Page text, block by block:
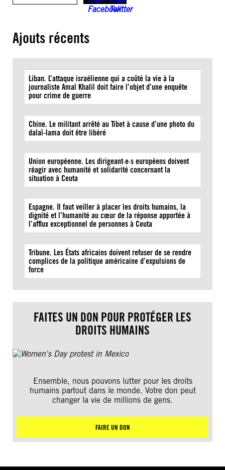
Ajouts récents
Liban. L’attaque israélienne qui a coûté la vie à la
journaliste Amal Khalil doit faire l’objet d’une enquête
pour crime de guerre
Chine. Le militant arrêté au Tibet à cause d’une photo du
dalaï-lama doit être libéré
Union européenne. Les dirigeant·e·s européens doivent
réagir avec humanité et solidarité concernant la
situation à Ceuta
Espagne. Il faut veiller à placer les droits humains, la
dignité et l’humanité au cœur de la réponse apportée à
l’afflux exceptionnel de personnes à Ceuta
Tribune. Les États africains doivent refuser de se rendre
complices de la politique américaine d’expulsions de
force
FAITES UN DON POUR PROTÉGER LES
DROITS HUMAINS
Ensemble, nous pouvons lutter pour les droits
humains partout dans le monde. Votre don peut
changer la vie de millions de gens.
FAIRE UN DON